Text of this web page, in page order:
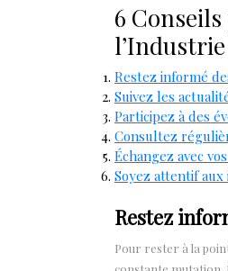
6
l’Industrie
Restez informé
Suivez les
Participez à des
Consultez
Échangez avec
Soyez attentif
Restez
Pour rester à la